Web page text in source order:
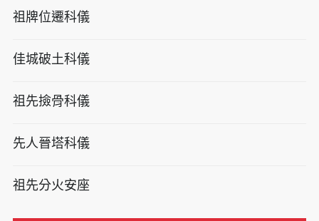
祖牌位遷科儀
佳城破土科儀
祖先撿骨科儀
先人晉塔科儀
祖先分火安座